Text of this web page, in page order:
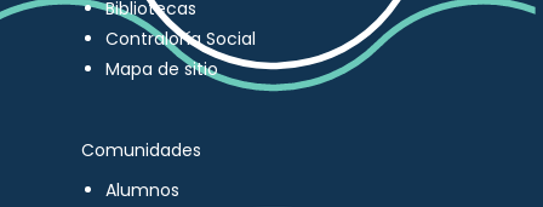
Bibliotecas
Contraloría Social
Mapa de sitio
Comunidades
Alumnos